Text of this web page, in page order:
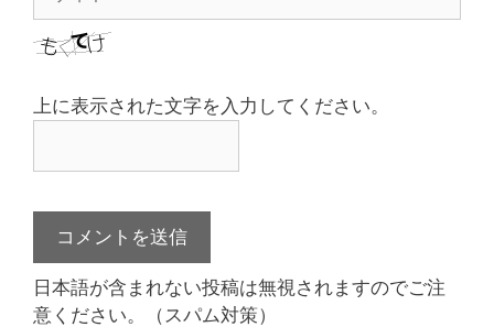
ト
上に表示された文字を入力してください。
日本語が含まれない投稿は無視されますのでご注
意ください。（スパム対策）